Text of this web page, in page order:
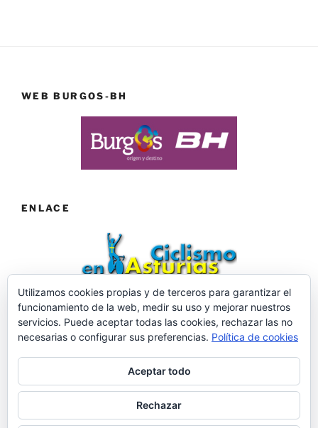
WEB BURGOS-BH
ENLACE
Web desarrollada por ©Roberto Menéndez Mateos
FacebookTwitter Instagram
Utilizamos cookies propias y de terceros para garantizar el
funcionamiento de la web, medir su uso y mejorar nuestros
servicios. Puede aceptar todas las cookies, rechazar las no
necesarias o configurar sus preferencias. Política de cookies
Aceptar todo
Rechazar